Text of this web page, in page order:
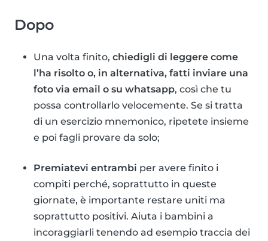
Dopo
Una volta finito, chiedigli di leggere come
l’ha risolto o, in alternativa, fatti inviare una
foto via email o su whatsapp, così che tu
possa controllarlo velocemente. Se si tratta
di un esercizio mnemonico, ripetete insieme
e poi fagli provare da solo;
Premiatevi entrambi per avere finito i
compiti perché, soprattutto in queste
giornate, è importante restare uniti ma
soprattutto positivi. Aiuta i bambini a
incoraggiarli tenendo ad esempio traccia dei